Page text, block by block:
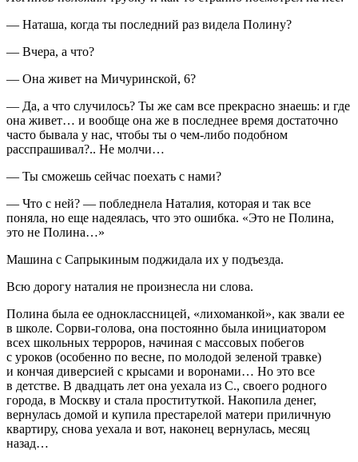
— Наташа, когда ты последний раз видела Полину?
— Вчера, а что?
— Она живет на Мичуринской, 6?
— Да, а что случилось? Ты же сам все прекрасно знаешь: и где
она живет… и вообще она же в последнее время достаточно
часто бывала у нас, чтобы ты о чем-либо подобном
расспрашивал?.. Не молчи…
— Ты сможешь сейчас поехать с нами?
— Что с ней? — побледнела Наталия, которая и так все
поняла, но еще надеялась, что это ошибка. «Это не Полина,
это не Полина…»
Машина с Сапрыкиным поджидала их у подъезда.
Всю дорогу наталия не произнесла ни слова.
Полина была ее одноклассницей, «лихоманкой», как звали ее
в школе. Сорви-голова, она постоянно была инициатором
всех школьных терроров, начиная с массовых побегов
с уроков (особенно по весне, по молодой зеленой травке)
и кончая диверсией с крысами и воронами… Но это все
в детстве. В двадцать лет она уехала из С., своего родного
города, в Москву и стала проституткой. Накопила денег,
вернулась домой и купила престарелой матери приличную
квартиру, снова уехала и вот, наконец вернулась, месяц
назад…